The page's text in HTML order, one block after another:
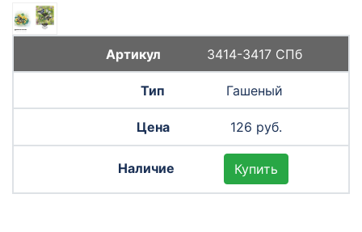
3414-3417 СПб
Гашеный
126 руб.
Купить